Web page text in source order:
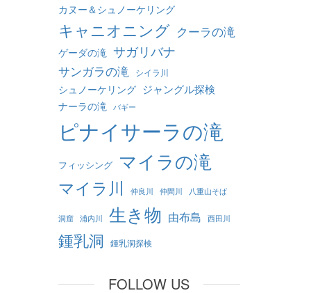
カヌー＆シュノーケリング
キャニオニング クーラの滝
ゲーダの滝 サガリバナ
サンガラの滝
シイラ川
シュノーケリング ジャングル探検
ナーラの滝 バギー
ピナイサーラの滝
フィッシング マイラの滝
マイラ川 仲良川 仲間川 八重山そば
洞窟 浦内川 生き物 由布島 西田川
鍾乳洞 鍾乳洞探検
FOLLOW US